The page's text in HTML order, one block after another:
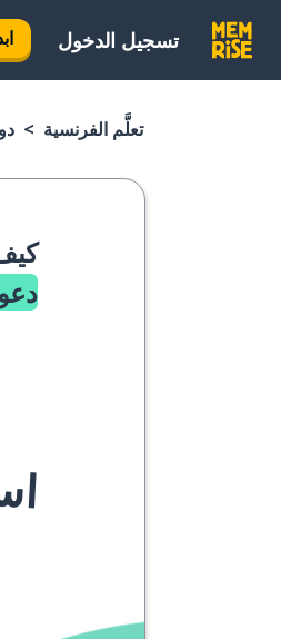
تسجيل الدخول
تعلَّم الفرنسية